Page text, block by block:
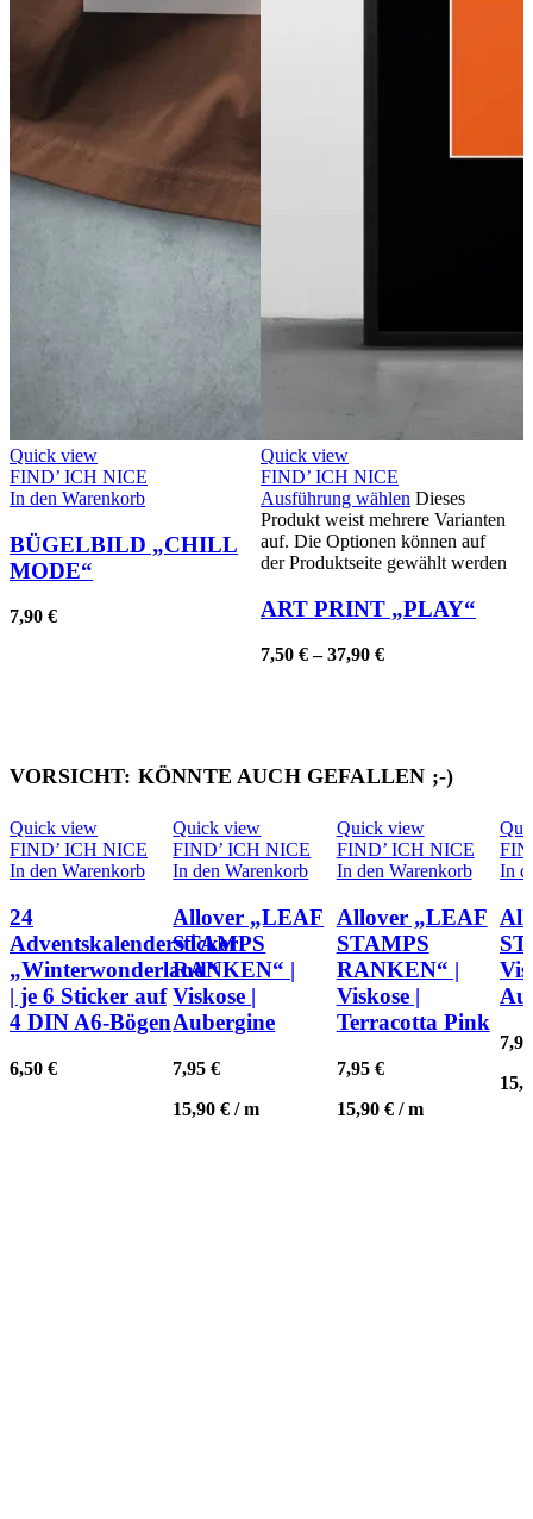
Quick view
FIND’ ICH NICE
In den Warenkorb
BÜGELBILD „CHILL
MODE“
7,90 €
Quick view
FIND’ ICH NICE
Ausführung wählen Dieses
Produkt weist mehrere Varianten
auf. Die Optionen können auf
der Produktseite gewählt werden
ART PRINT „PLAY“
7,50 €–37,90 €
VORSICHT: KÖNNTE AUCH GEFALLEN ;-)
Quick view
FIND’ ICH NICE
In den Warenkorb
24
Adventskalendersticker
„Winterwonderland“
| je 6 Sticker auf
4 DIN A6-Bögen
6,50 €
Quick view
FIND’ ICH NICE
In den Warenkorb
Allover „LEAF
STAMPS
RANKEN“ |
Viskose |
Aubergine
7,95€
15,90€ /m
Quick view
FIND’ ICH NICE
In den Warenkorb
Allover „LEAF
STAMPS
RANKEN“ |
Viskose |
Terracotta Pink
7,95 €
15,90 €/m
In